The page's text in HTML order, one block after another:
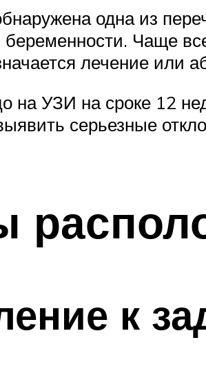
одна из
Чаще
лечение или
на УЗИ на сроке 12
серьезные
к